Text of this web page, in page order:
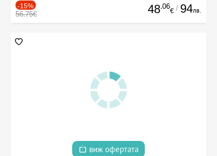
-15%
56.75€ 48.06
€ / 94лв.
виж офертата